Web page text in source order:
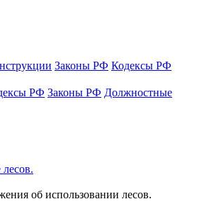
Законы РФ Кодексы РФ
РФ Законы РФ Должностные
об использовании лесов.